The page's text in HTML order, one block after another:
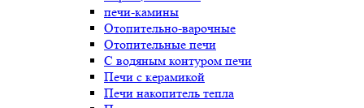
печи-камины
Отопительно-варочные
Отопительные печи
С водяным контуром печи
Печи с керамикой
Печи накопитель тепла